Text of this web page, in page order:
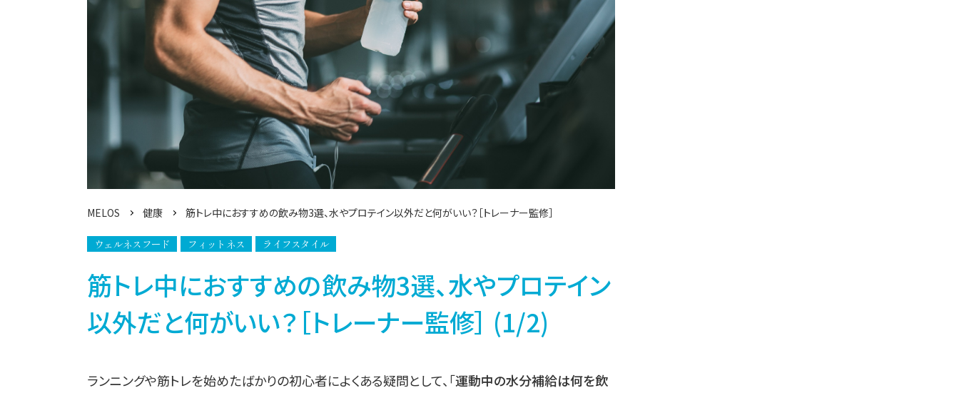
MELOS 健康 筋トレ中におすすめの飲み物3選、水やプロテイン以外だと何がいい？［トレーナー監修］
ウェルネスフード フィットネス ライフスタイル
筋トレ中におすすめの飲み物3選、水やプロテイン
以外だと何がいい？［トレーナー監修］ (1/2)
ランニングや筋トレを始めたばかりの初心者によくある疑問として、「運動中の水分補給は何を飲